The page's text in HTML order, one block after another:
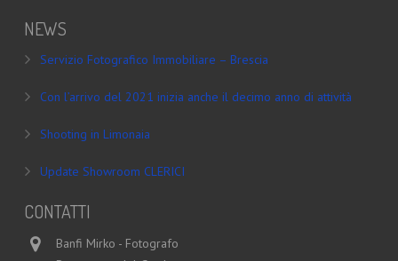
NEWS
Servizio Fotografico Immobiliare – Brescia
Con l’arrivo del 2021 inizia anche il decimo anno di attività
Shooting in Limonaia
Update Showroom CLERICI
CONTATTI
Banfi Mirko - Fotografo